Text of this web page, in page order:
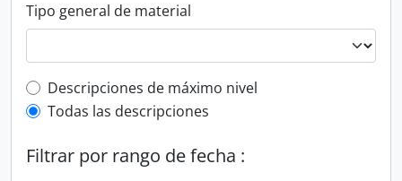
Tipo general de material
Top-level description filter
Descripciones de máximo nivel
Todas las descripciones
Filtrar por rango de fecha :